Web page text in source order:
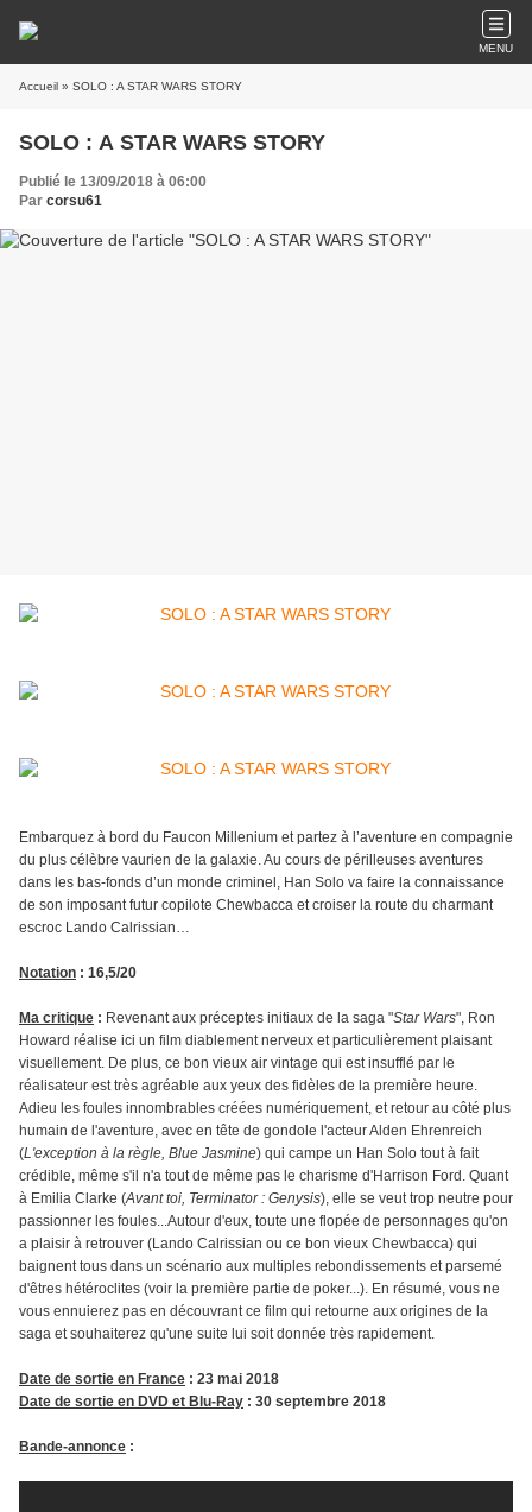
MENU
Accueil » SOLO : A STAR WARS STORY
SOLO : A STAR WARS STORY
Publié le 13/09/2018 à 06:00
Par corsu61
Embarquez à bord du Faucon Millenium et partez à l’aventure en compagnie
du plus célèbre vaurien de la galaxie. Au cours de périlleuses aventures
dans les bas-fonds d’un monde criminel, Han Solo va faire la connaissance
de son imposant futur copilote Chewbacca et croiser la route du charmant
escroc Lando Calrissian…
Notation : 16,5/20
Ma critique : Revenant aux préceptes initiaux de la saga "Star Wars", Ron
Howard réalise ici un film diablement nerveux et particulièrement plaisant
visuellement. De plus, ce bon vieux air vintage qui est insufflé par le
réalisateur est très agréable aux yeux des fidèles de la première heure.
Adieu les foules innombrables créées numériquement, et retour au côté plus
humain de l'aventure, avec en tête de gondole l'acteur Alden Ehrenreich
(L'exception à la règle, Blue Jasmine) qui campe un Han Solo tout à fait
crédible, même s'il n'a tout de même pas le charisme d'Harrison Ford. Quant
à Emilia Clarke (Avant toi, Terminator : Genysis), elle se veut trop neutre pour
passionner les foules...Autour d'eux, toute une flopée de personnages qu'on
a plaisir à retrouver (Lando Calrissian ou ce bon vieux Chewbacca) qui
baignent tous dans un scénario aux multiples rebondissements et parsemé
d'êtres hétéroclites (voir la première partie de poker...). En résumé, vous ne
vous ennuierez pas en découvrant ce film qui retourne aux origines de la
saga et souhaiterez qu'une suite lui soit donnée très rapidement.
Date de sortie en France : 23 mai 2018
Date de sortie en DVD et Blu-Ray : 30 septembre 2018
Bande-annonce :